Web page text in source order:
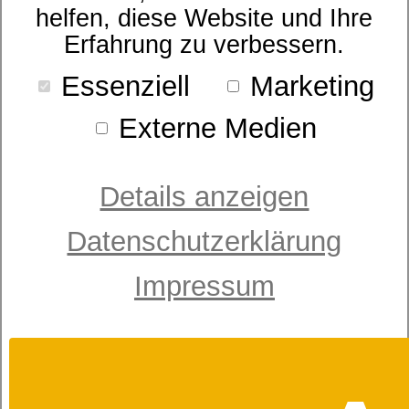
RAHMEN
Eine gut gemachte Unterfederung ist die
ideale Basis für Ihr Bett.
Funktion.
dormabell classic
helfen, diese Website und Ihre
Erfahrung zu verbessern.
Essenziell
Marketing
Externe Medien
Details anzeigen
Datenschutzerklärung
Impressum